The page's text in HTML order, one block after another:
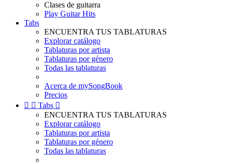
Clases de guitarra
Play Guitar Hits
Tabs
ENCUENTRA TUS TABLATURAS
Explorar catálogo
Tablaturas por artista
Tablaturas por género
Todas las tablaturas
Acerca de mySongBook
Precios
  Tabs 
ENCUENTRA TUS TABLATURAS
Explorar catálogo
Tablaturas por artista
Tablaturas por género
Todas las tablaturas